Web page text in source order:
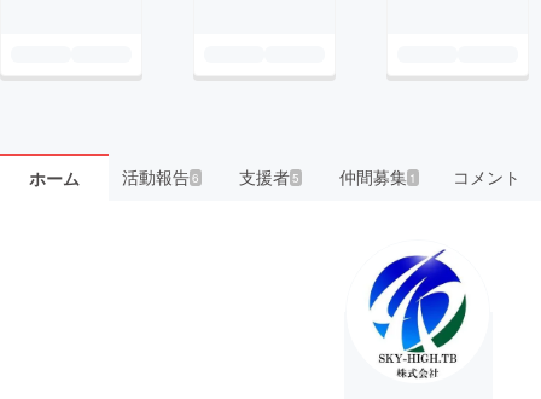
ホーム 活動報告6 支援者5 仲間募集 1 コメント